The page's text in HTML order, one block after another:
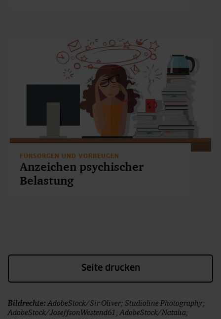
FÜRSORGEN UND VORBEUGEN
Anzeichen psychischer
Belastung
Seite drucken
Bildrechte: AdobeStock/Sir Oliver; Studioline Photography;
AdobeStock/JoseffsonWestend61; AdobeStock/Natalia;